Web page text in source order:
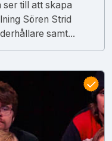
till att skapa
Sören Strid
samt...